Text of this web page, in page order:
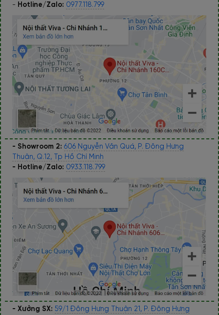
- Hotline/Zalo: 0977.118.799
- Showroom 2: 606 Nguyễn Văn Quá, P. Đông Hưng
Thuận, Q.12, Tp Hồ Chí Minh
- Hotline/Zalo: 0933.118.799
- Xưởng SX: 59/1 Đông Hưng Thuận 21, P. Đông Hưng